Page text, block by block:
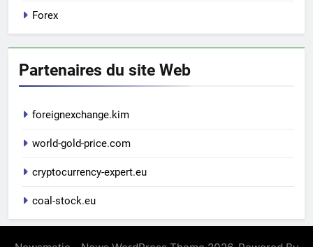
Forex
Partenaires du site Web
foreignexchange.kim
world-gold-price.com
cryptocurrency-expert.eu
coal-stock.eu